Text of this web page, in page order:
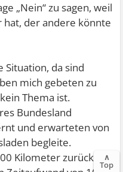
„Nein“ zu sagen, weil
hat, der andere könnte
Situation, da sind
mich gebeten zu
Thema ist.
Bundesland
und erwarteten von
begleite.
Kilometer zurück
∧
Top